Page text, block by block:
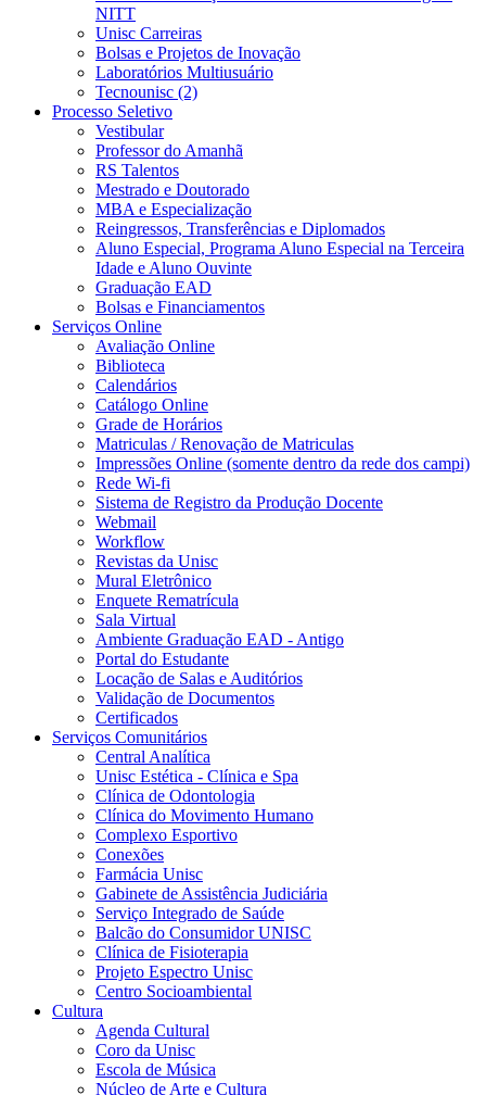
NITT
Unisc Carreiras
Bolsas e Projetos de Inovação
Laboratórios Multiusuário
Tecnounisc (2)
Processo Seletivo
Vestibular
Professor do Amanhã
RS Talentos
Mestrado e Doutorado
MBA e Especialização
Reingressos, Transferências e Diplomados
Aluno Especial, Programa Aluno Especial na Terceira
Idade e Aluno Ouvinte
Graduação EAD
Bolsas e Financiamentos
Serviços Online
Avaliação Online
Biblioteca
Calendários
Catálogo Online
Grade de Horários
Matriculas / Renovação de Matriculas
Impressões Online (somente dentro da rede dos campi)
Rede Wi-fi
Sistema de Registro da Produção Docente
Webmail
Workflow
Revistas da Unisc
Mural Eletrônico
Enquete Rematrícula
Sala Virtual
Ambiente Graduação EAD - Antigo
Portal do Estudante
Locação de Salas e Auditórios
Validação de Documentos
Certificados
Serviços Comunitários
Central Analítica
Unisc Estética - Clínica e Spa
Clínica de Odontologia
Clínica do Movimento Humano
Complexo Esportivo
Conexões
Farmácia Unisc
Gabinete de Assistência Judiciária
Serviço Integrado de Saúde
Balcão do Consumidor UNISC
Clínica de Fisioterapia
Projeto Espectro Unisc
Centro Socioambiental
Cultura
Agenda Cultural
Coro da Unisc
Escola de Música
Núcleo de Arte e Cultura